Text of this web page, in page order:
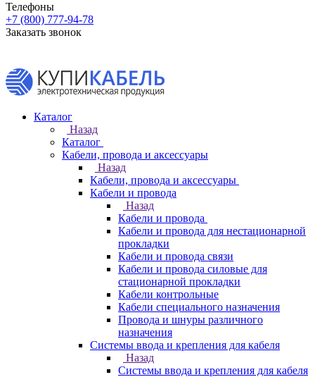
Телефоны
+7 (800) 777-94-78
Заказать звонок
Каталог
Назад
Каталог
Кабели, провода и аксессуары
Назад
Кабели, провода и аксессуары
Кабели и провода
Назад
Кабели и провода
Кабели и провода для нестационарной
прокладки
Кабели и провода связи
Кабели и провода силовые для
стационарной прокладки
Кабели контрольные
Кабели специального назначения
Провода и шнуры различного
назначения
Системы ввода и крепления для кабеля
Назад
Системы ввода и крепления для кабеля